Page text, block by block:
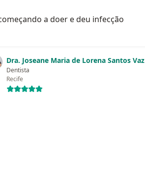
a doer e deu infecção
Dra. Joseane Maria de Lorena Santos Vaz
Dentista
Recife